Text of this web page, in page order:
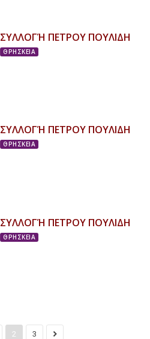
ΣΥΛΛΟΓΉ ΠΕΤΡΟΥ ΠΟΥΛΙΔΗ
ΘΡΗΣΚΕΙΑ
ΣΥΛΛΟΓΉ ΠΕΤΡΟΥ ΠΟΥΛΙΔΗ
ΘΡΗΣΚΕΙΑ
ΣΥΛΛΟΓΉ ΠΕΤΡΟΥ ΠΟΥΛΙΔΗ
ΘΡΗΣΚΕΙΑ
2 3